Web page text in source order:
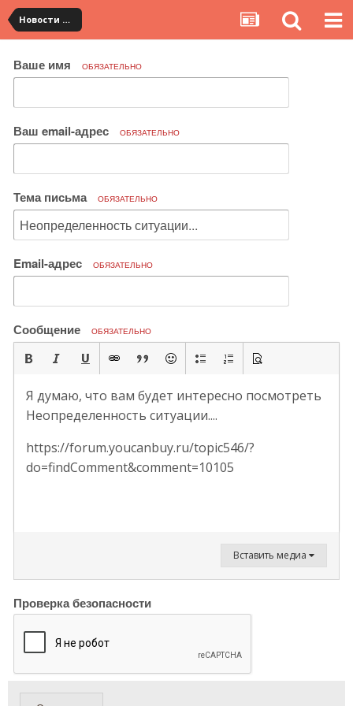
Новости сервиса
Ваше имя ОБЯЗАТЕЛЬНО
Ваш email-адрес ОБЯЗАТЕЛЬНО
Тема письма ОБЯЗАТЕЛЬНО
Email-адрес ОБЯЗАТЕЛЬНО
Сообщение ОБЯЗАТЕЛЬНО
Я думаю, что вам будет интересно посмотреть
Неопределенность ситуации....
https://forum.youcanbuy.ru/topic546/?
do=findComment&comment=10105
Вставить медиа
Проверка безопасности